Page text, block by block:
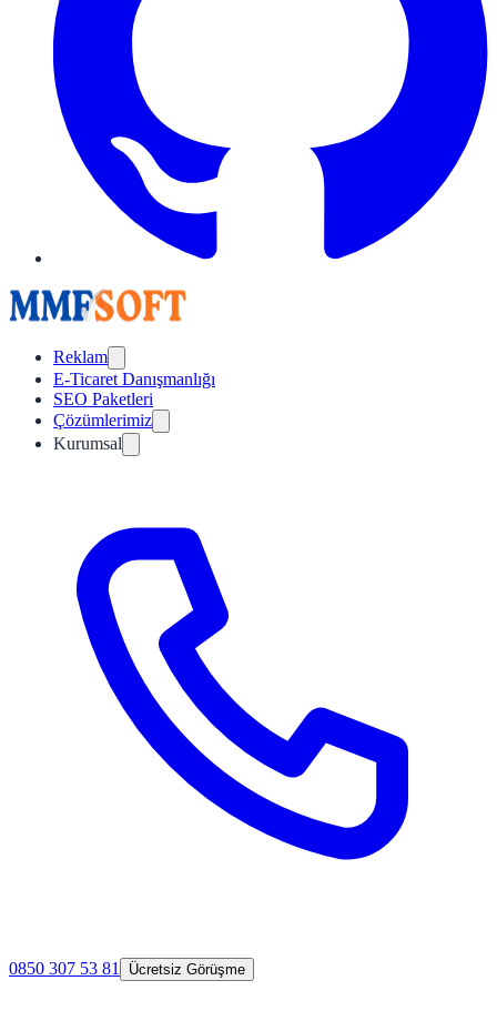
Reklam
E-Ticaret Danışmanlığı
SEO Paketleri
Çözümlerimiz
Kurumsal
0850 307 53 81 Ücretsiz Görüşme